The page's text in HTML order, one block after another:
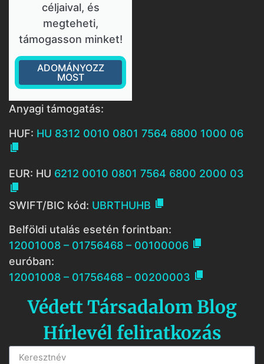
céljaival, és
megteheti,
támogasson minket!
ADOMÁNYOZZ
MOST
Anyagi támogatás:
HUF: HU 8312 0010 0801 7564 6800 1000 06

EUR: HU 6212 0010 0801 7564 6800 2000 03

SWIFT/BIC kód: UBRTHUHB 
Belföldi utalás esetén forintban:
12001008 – 01756468 – 00100006 
euróban:
12001008 – 01756468 – 00200003 
Védett Társadalom Blog
Hírlevél feliratkozás